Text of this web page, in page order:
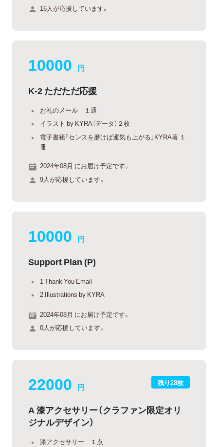
16人が応援しています。
10000 円
K-2 ただただ応援
お礼のメール １通
イラスト by KYRA（データ）２枚
電子書籍「センスを磨けば運気も上がる」KYRA著 １
冊
2024年08月 にお届け予定です。
9人が応援しています。
10000 円
Support Plan (P)
1 Thank You Email
2 Illustrations by KYRA
2024年08月 にお届け予定です。
0人が応援しています。
残り28枚
22000 円
A 漆アクセサリー（クラファン限定オリ
ジナルデザイン）
漆アクセサリー １点